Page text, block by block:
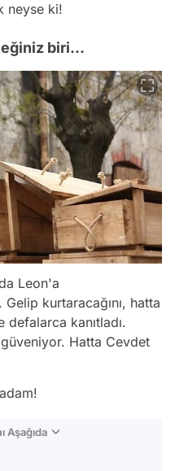
neyse ki!
biri...
Leon'a
kurtaracağını, hatta
defalarca kanıtladı.
Hatta Cevdet
Aşağıda